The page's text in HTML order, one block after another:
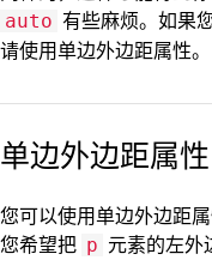
auto 有些麻烦。如果
请使用单边外边距属性。
单边外边距属性
您可以使用单边外边距
您希望把 p 元素的左外